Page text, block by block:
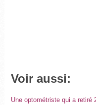
Voir aussi:
Une optométriste qui a retiré